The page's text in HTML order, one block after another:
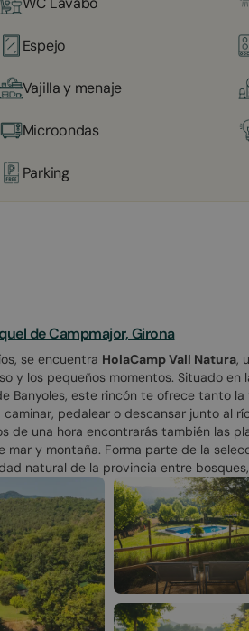
Espejo
Vajilla y menaje
Microondas
Parking
de Campmajor, Girona
se encuentra HolaCamp Vall Natura,
y los pequeños momentos. Situado en
Banyoles, este rincón te ofrece tanto
pedalear o descansar junto al
de una hora encontrarás también las
y montaña. Forma parte de la
natural de la provincia entre